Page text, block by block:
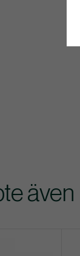
även